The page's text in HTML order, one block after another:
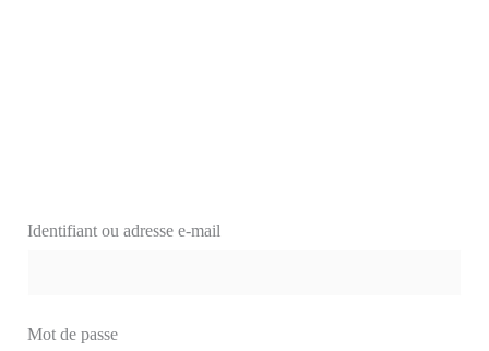
Identifiant ou adresse e-mail
Mot de passe